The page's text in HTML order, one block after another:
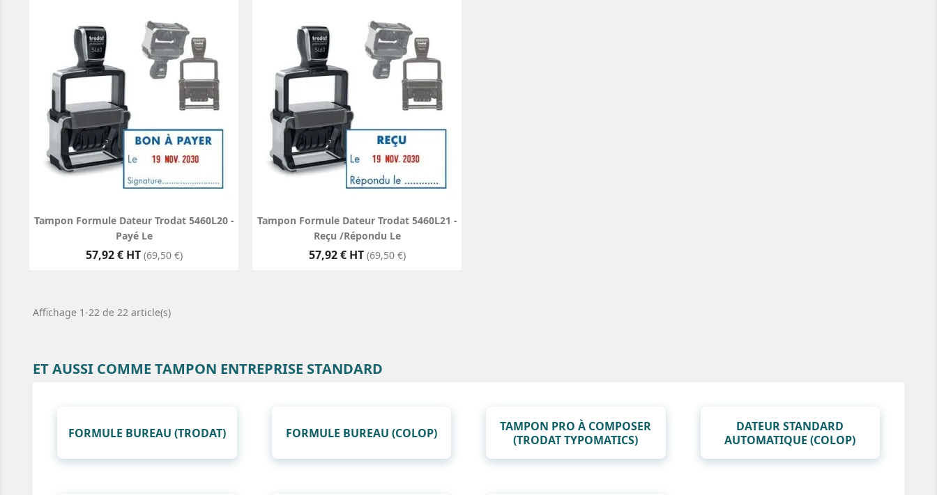
Tampon Formule Dateur Trodat 5460L20 -
Payé Le
Prix
57,92 € HT (69,50 €)
Tampon Formule Dateur Trodat 5460L21 -
Reçu /Répondu Le
Prix
57,92 € HT (69,50 €)
Affichage 1-22 de 22 article(s)
ET AUSSI COMME TAMPON ENTREPRISE STANDARD
FORMULE BUREAU (TRODAT) FORMULE BUREAU (COLOP)
TAMPON PRO À COMPOSER
(TRODAT TYPOMATICS)
DATEUR STANDARD
AUTOMATIQUE (COLOP)